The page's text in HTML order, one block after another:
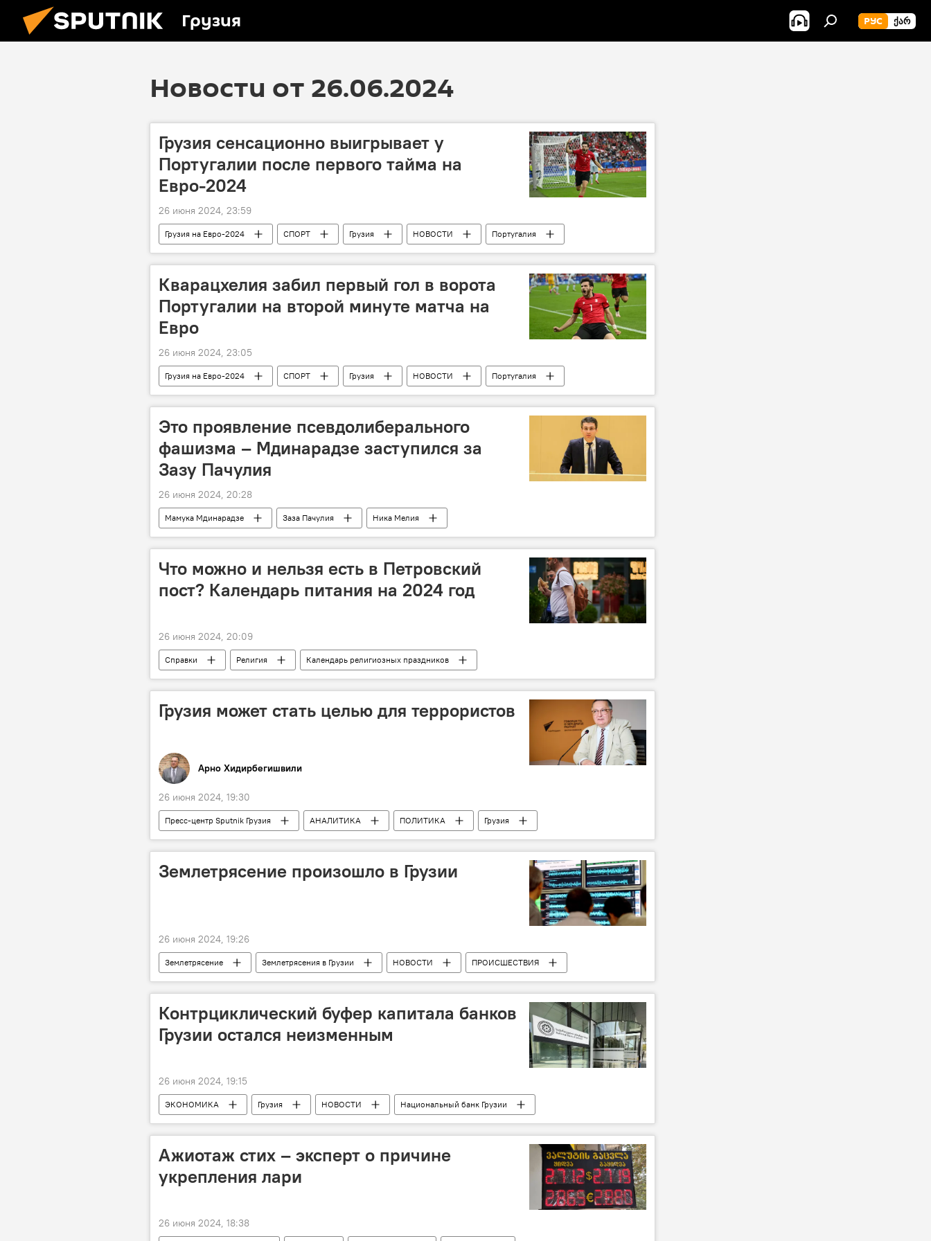
Грузия РУС ᲥᲐᲠ
Новости от 26.06.2024
Грузия сенсационно выигрывает у
Португалии после первого тайма на
Евро-2024
26 июня 2024, 23:59
Грузия на Евро-2024 СПОРТ Грузия НОВОСТИ
Португалия
Хвича Кварацхелия
Криштиану Роналду Сборная Грузии по футболу
Кварацхелия забил первый гол в ворота
Португалии на второй минуте матча на
Евро
26 июня 2024, 23:05
Грузия на Евро-2024 СПОРТ Грузия НОВОСТИ
Португалия
Хвича Кварацхелия
Это проявление псевдолиберального
фашизма – Мдинарадзе заступился за
Зазу Пачулия
26 июня 2024, 20:28
Мамука Мдинарадзе Заза Пачулия
Ника Мелия
Грузинская мечта - демократическая Грузия
НОВОСТИ Грузия
ПОЛИТИКА
Что можно и нельзя есть в Петровский
пост? Календарь питания на 2024 год
26 июня 2024, 20:09
Справки Религия Календарь религиозных праздников
Грузия может стать целью для террористов
Арно Хидирбегишвили
26 июня 2024, 19:30
Пресс-центр Sputnik Грузия АНАЛИТИКА ПОЛИТИКА
Грузия
Колумнисты
Грузино-российские отношения
Землетрясение произошло в Грузии
26 июня 2024, 19:26
Землетрясение Землетрясения в Грузии НОВОСТИ ПРОИСШЕСТВИЯ
Контрциклический буфер капитала банков
Грузии остался неизменным
26 июня 2024, 19:15
ЭКОНОМИКА Грузия НОВОСТИ Национальный банк Грузии
Ажиотаж стих – эксперт о причине
укрепления лари
26 июня 2024, 18:38